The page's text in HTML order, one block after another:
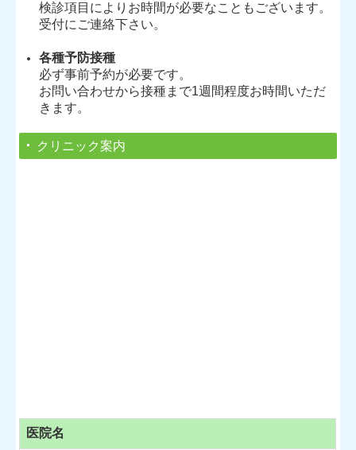
クリニック案内
医院名
検診項目によりお時間が必要なこともございます。
受付にご連絡下さい。
各種予防接種
必ず事前予約が必要です。
お問い合わせから接種まで1週間程度お時間いただ
きます。